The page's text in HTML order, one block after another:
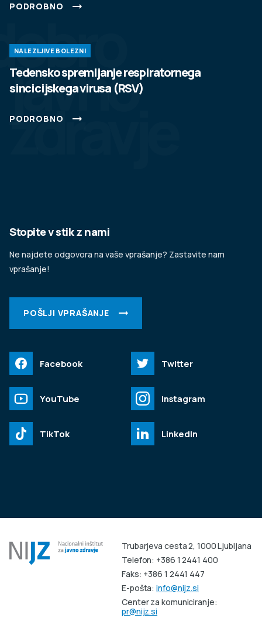
javno
zdravje
PODROBNO
NALEZLJIVE BOLEZNI
Tedensko spremljanje respiratornega
sincicijskega virusa (RSV)
PODROBNO
Trubarjeva cesta 2, 1000 Ljubljana
Telefon: +386 1 2441 400
Faks: +386 1 2441 447
E-pošta:info@nijz.si
Center za komuniciranje:
pr@nijz.si
Stopite v stik z nami
Ne najdete odgovora na vaše vprašanje? Zastavite nam
vprašanje!
POŠLJI VPRAŠANJE
Facebook Twitter
YouTube Instagram
TikTok LinkedIn